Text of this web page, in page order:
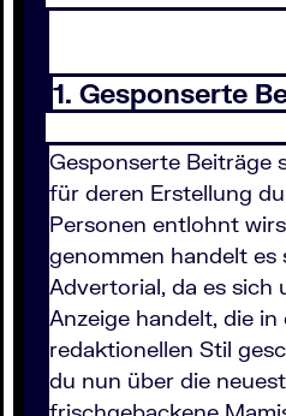
1. Gesponserte
Gesponserte Beiträge
für deren Erstellung
Personen entlohnt
genommen handelt es
Advertorial, da es sich
Anzeige handelt, die in
redaktionellen Stil
du nun über die